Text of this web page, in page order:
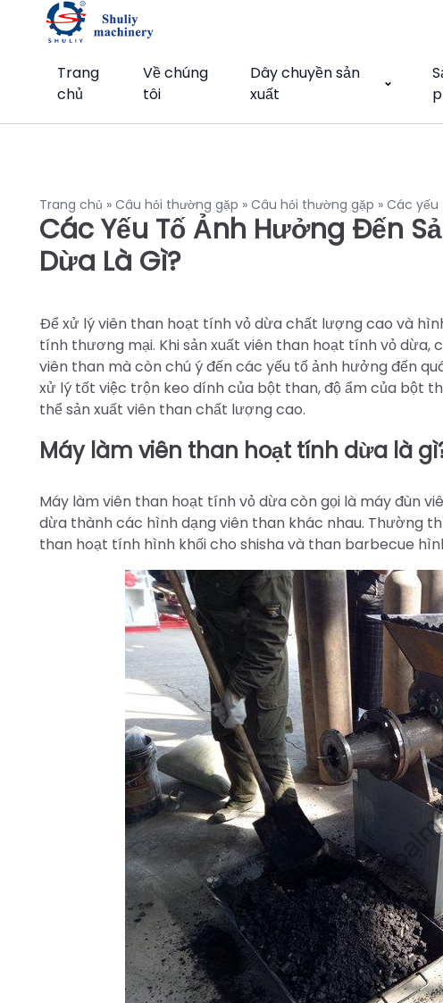
Trang
chủ
Về chúng
tôi
Dây chuyền sản
xuất
Trang chủ » Câu hỏi thường gặp » Câu hỏi thường gặp » Các yếu
Các Yếu Tố Ảnh Hưởng Đến
Dừa Là Gì?
Để xử lý viên than hoạt tính vỏ dừa chất lượng cao và
tính thương mại. Khi sản xuất viên than hoạt tính vỏ
viên than mà còn chú ý đến các yếu tố ảnh hưởng đến
xử lý tốt việc trộn keo dính của bột than, độ ẩm của bột
thể sản xuất viên than chất lượng cao.
Máy làm viên than hoạt tính dừa là
Máy làm viên than hoạt tính vỏ dừa còn gọi là máy đùn
dừa thành các hình dạng viên than khác nhau. Thường
than hoạt tính hình khối cho shisha và than barbecue